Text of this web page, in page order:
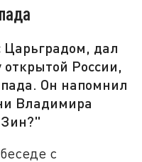
Царьградом, дал
России,
Он напомнил
Владимира
с